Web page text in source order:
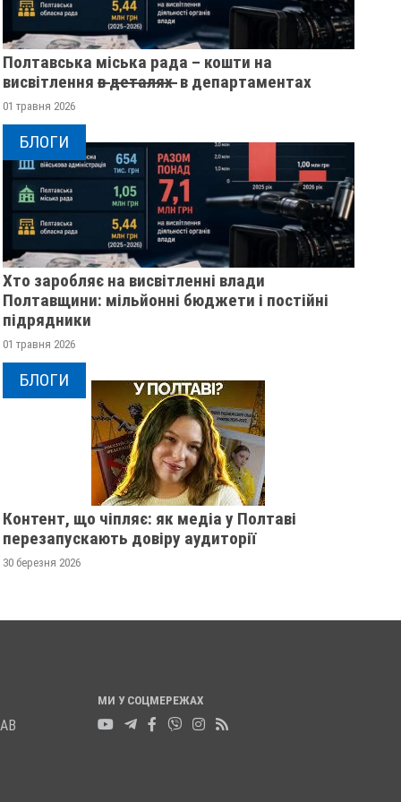
ДО ПОЛТАВЩИНИ ПРИЇДЕ
ОЛЕНА ЗЕЛЕНСЬКА
0
НА ПОЛТАВЩИНІ
ПРИДАВИВ
ЧАС РЕМОНТУ
04 грудня 2023
Полтавська міська рада – кошти на
висвітлення в̶ ̶д̶е̶т̶а̶л̶я̶х̶ ̶ в департаментах
01 травня 2026
БЛОГИ
Хто заробляє на висвітленні влади
Полтавщини: мільйонні бюджети і постійні
підрядники
01 травня 2026
БЛОГИ
Контент, що чіпляє: як медіа у Полтаві
перезапускають довіру аудиторії
30 березня 2026
МИ У СОЦМЕРЕЖАХ